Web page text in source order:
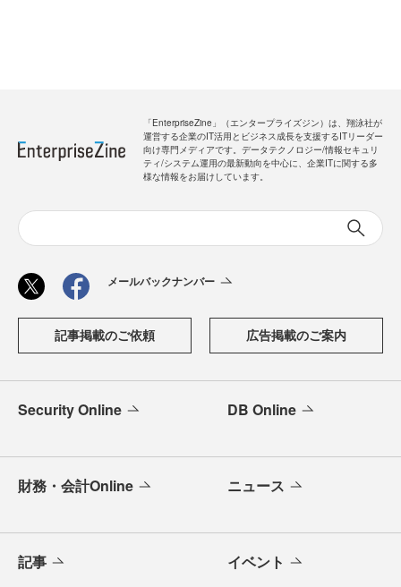
「EnterpriseZine」（エンタープライズジン）は、翔泳社が
運営する企業のIT活用とビジネス成長を支援するITリーダー
向け専門メディアです。データテクノロジー/情報セキュリ
ティ/システム運用の最新動向を中心に、企業ITに関する多
様な情報をお届けしています。
メールバックナンバー
記事掲載のご依頼 広告掲載のご案内
Security Online DB Online
財務・会計Online ニュース
記事 イベント